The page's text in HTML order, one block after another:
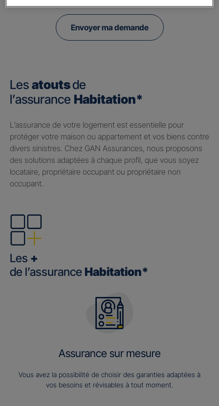
Envoyer ma demande
Les atoutsde
l’assurance Habitation*
​L’assurance de votre logement est essentielle pour
protéger votre maison ou appartement et vos biens contre
divers sinistres. Chez GAN Assurances, nous proposons
des solutions adaptées à chaque profil, que vous soyez
locataire, propriétaire occupant ou propriétaire non
occupant.
Les +
de l’assurance Habitation*
Assurance sur mesure
Vous avez la possibilité de choisir des garanties adaptées à
vos besoins et révisables à tout moment.